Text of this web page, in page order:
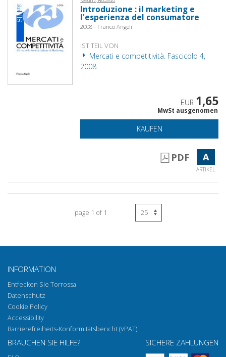
Introduzione : il marketing e
l'esperienza del consumatore
2008 - Franco Angeli
IST TEIL VON
Mercati e competitività. Fascicolo 4,
2008
EUR 1,65
MwSt ausgenomen
KAUFEN
PDF A
ARTIKEL
page 1 of 1
INFORMATION
Entfecken Sie Torrossa
Datenschutz
Cookie Policy
Accessibility
Barrierefreiheits-Konformitätsbericht (VPAT)
BRAUCHEN SIE HILFE? SICHERE ZAHLUNGEN